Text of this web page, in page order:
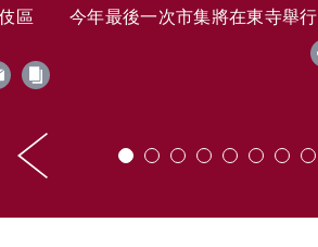
區 今年最後一次市集將在東寺舉行